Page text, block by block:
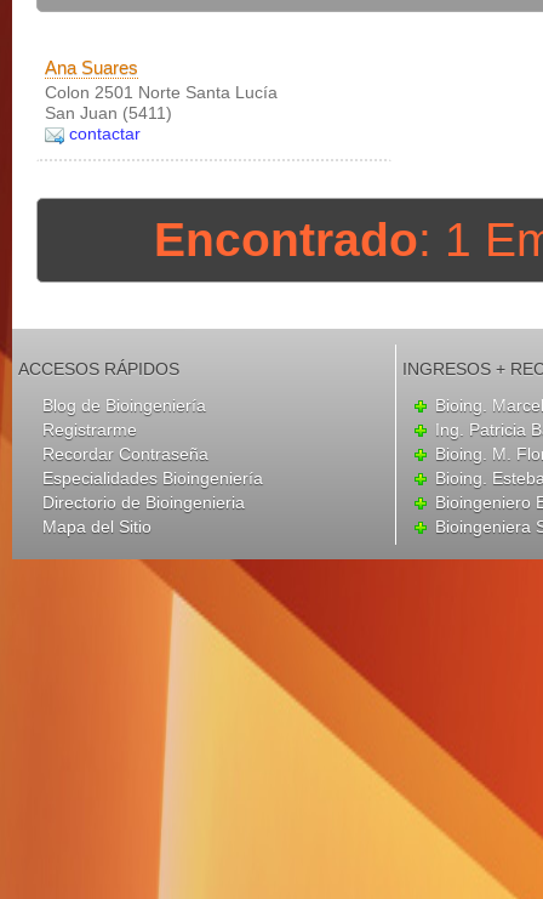
Ana Suares
Colon 2501 Norte Santa Lucía
San Juan (5411)
contactar
Encontrado: 1
ACCESOS RÁPIDOS
Blog de Bioingeniería
Registrarme
Recordar Contraseña
Especialidades Bioingeniería
Directorio de Bioingenieria
Mapa del Sitio
INGRESOS +
Bioing.
Ing. Patricia
Bioing. M.
Bioing.
Bioingeniero
Bioingeniera